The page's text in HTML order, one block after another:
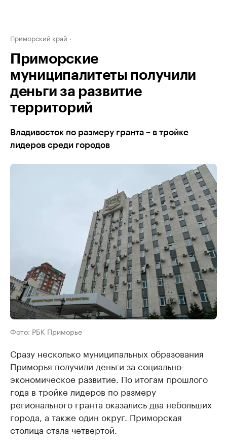
Приморский край
Приморские
муниципалитеты получили
деньги за развитие
территорий
Владивосток по размеру гранта – в тройке
лидеров среди городов
Фото: РБК Приморье
Сразу несколько муниципальных образования
Приморья получили деньги за социально-
экономическое развитие. По итогам прошлого
года в тройке лидеров по размеру
регионального гранта оказались два небольших
города, а также один округ. Приморская
столица стала четвертой.